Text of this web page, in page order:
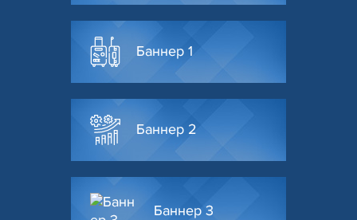
Баннер 1
Баннер 2
Баннер 3